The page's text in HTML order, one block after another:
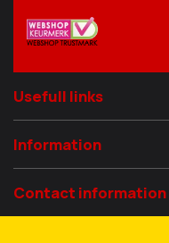
Usefull links
Information
Contact information